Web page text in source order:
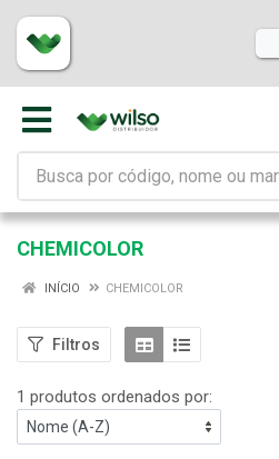
CHEMICOLOR
INÍCIO CHEMICOLOR
Filtros
1 produtos ordenados por: